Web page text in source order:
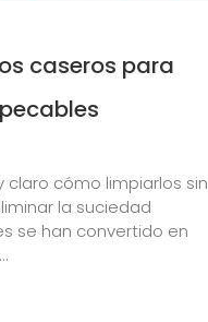
caseros para
claro cómo limpiarlos sin
la suciedad
se han convertido en